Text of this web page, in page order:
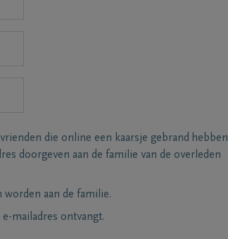
die online een kaarsje gebrand hebben
doorgeven aan de familie van de overleden
aan de familie.
mailadres ontvangt.